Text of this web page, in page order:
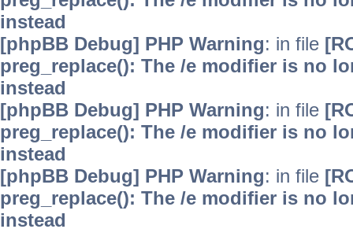
instead
[phpBB Debug] PHP Warning: in file
preg_replace(): The /e modifier is no
instead
[phpBB Debug] PHP Warning: in file
preg_replace(): The /e modifier is no
instead
[phpBB Debug] PHP Warning: in file
preg_replace(): The /e modifier is no
instead